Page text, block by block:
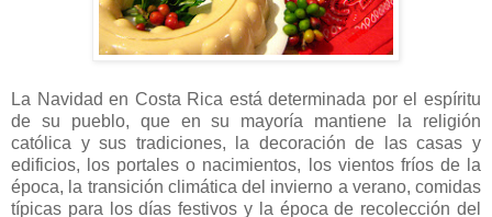
La Navidad en Costa Rica está determinada por el espíritu
de su pueblo, que en su mayoría mantiene la religión
católica y sus tradiciones, la decoración de las casas y
edificios, los portales o nacimientos, los vientos fríos de la
época, la transición climática del invierno a verano, comidas
típicas para los días festivos y la época de recolección del